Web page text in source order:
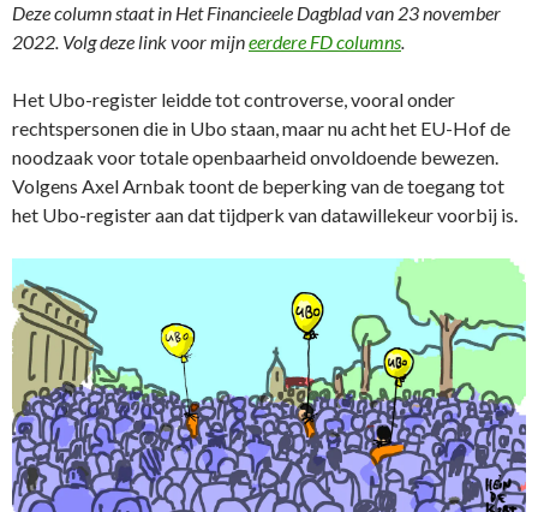
Deze column staat in Het Financieele Dagblad van 23 november
2022. Volg deze link voor mijneerdere FD columns.
Het Ubo-register leidde tot controverse, vooral onder
rechtspersonen die in Ubo staan, maar nu acht het EU-Hof de
noodzaak voor totale openbaarheid onvoldoende bewezen.
Volgens Axel Arnbak toont de beperking van de toegang tot
het Ubo-register aan dat tijdperk van datawillekeur voorbij is.